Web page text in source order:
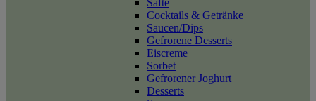
Säfte
Cocktails & Getränke
Saucen/Dips
Gefrorene Desserts
Eiscreme
Sorbet
Gefrorener Joghurt
Desserts